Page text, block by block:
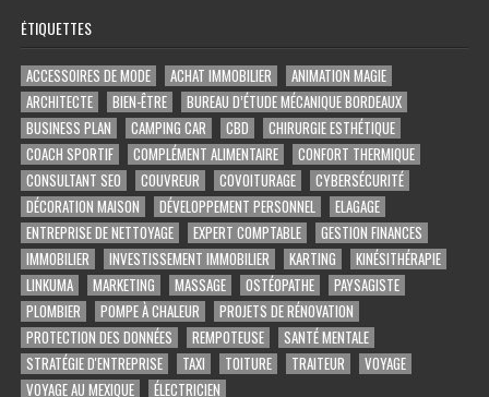
ÉTIQUETTES
ACCESSOIRES DE MODE ACHAT IMMOBILIER
ANIMATION MAGIE
ARCHITECTE
BIEN-ÊTRE
BUREAU D’ÉTUDE MÉCANIQUE BORDEAUX
BUSINESS PLAN
CAMPING CAR CBD
CHIRURGIE ESTHÉTIQUE
COACH SPORTIF
COMPLÉMENT ALIMENTAIRE
CONFORT THERMIQUE
CONSULTANT SEO
COUVREUR COVOITURAGE
CYBERSÉCURITÉ
DÉCORATION MAISON
DÉVELOPPEMENT PERSONNEL
ELAGAGE
ENTREPRISE DE NETTOYAGE
EXPERT COMPTABLE
GESTION FINANCES
IMMOBILIER
INVESTISSEMENT IMMOBILIER KARTING
KINÉSITHÉRAPIE
LINKUMA
MARKETING MASSAGE OSTÉOPATHE
PAYSAGISTE
PLOMBIER
POMPE À CHALEUR
PROJETS DE RÉNOVATION
PROTECTION DES DONNÉES
REMPOTEUSE
SANTÉ MENTALE
STRATÉGIE D'ENTREPRISE
TAXI TOITURE TRAITEUR
VOYAGE
VOYAGE AU MEXIQUE
ÉLECTRICIEN